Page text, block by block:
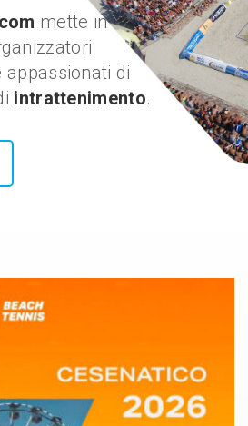
mette in
appassionati di
intrattenimento.